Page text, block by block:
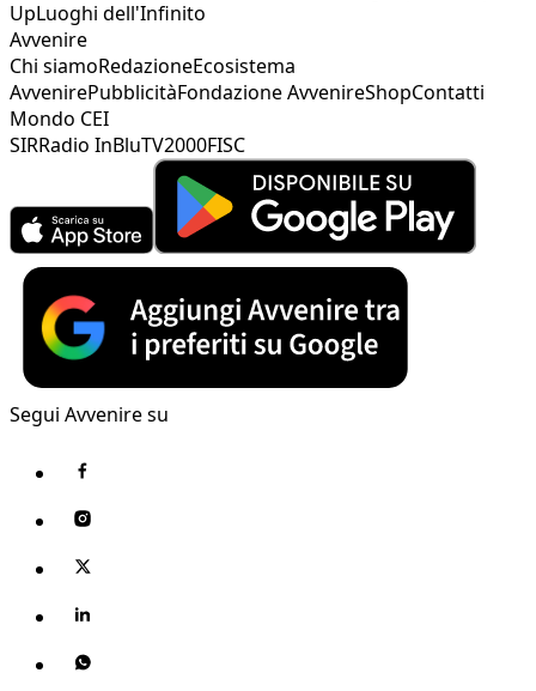
UpLuoghi dell'Infinito
Avvenire
Chi siamoRedazioneEcosistema
AvvenirePubblicitàFondazione AvvenireShopContatti
Mondo CEI
SIRRadio InBluTV2000FISC
Segui Avvenire su